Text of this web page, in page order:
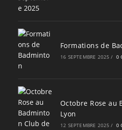
Formations de
16 SEPTEMBRE 2025 / 0
Octobre Rose au
Lyon
12 SEPTEMBRE 2025 / 0